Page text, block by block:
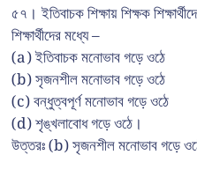
৫৭। ইতিবাচক শিক্ষায় শিক্ষক
শিক্ষার্থীদের মধ্যে –
(a) ইতিবাচক মনোভাব গড়ে ওঠে
(b) সৃজনশীল মনোভাব গড়ে ওঠে
(c) বন্ধুত্বপূর্ণ মনোভাব গড়ে ওঠে
(d) শৃঙ্খলাবোধ গড়ে ওঠে।
উত্তরঃ (b) সৃজনশীল মনোভাব গড়ে